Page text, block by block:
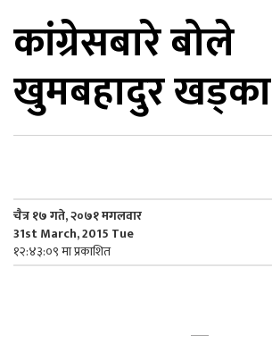
कांग्रेसबारे बोले
खुमबहादुर खड्का
चैत्र १७ गते, २०७१ मगलवार
31st March, 2015 Tue
१२:४३:०९ मा प्रकाशित